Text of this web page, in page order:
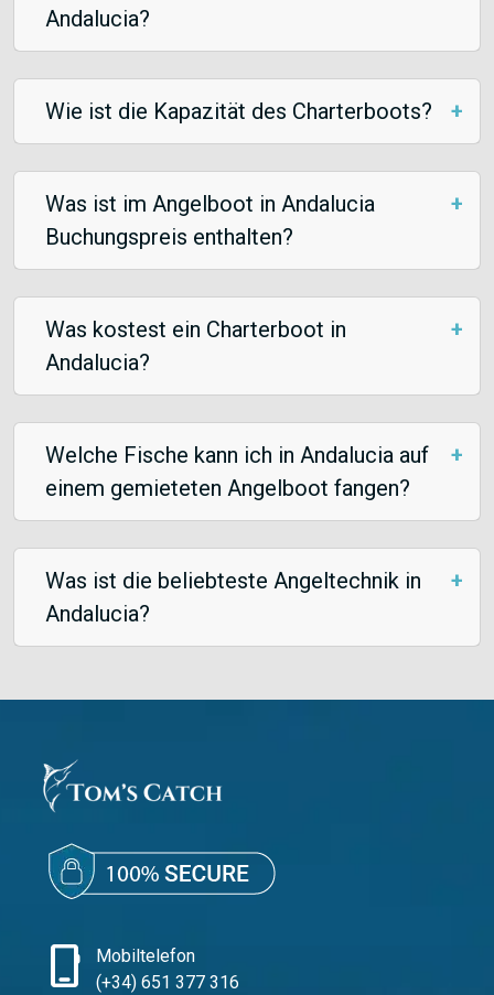
Andalucia?
Wie ist die Kapazität des Charterboots?
Was ist im Angelboot in Andalucia
Buchungspreis enthalten?
Was kostest ein Charterboot in
Andalucia?
Welche Fische kann ich in Andalucia auf
einem gemieteten Angelboot fangen?
Was ist die beliebteste Angeltechnik in
Andalucia?
phone_iphone
Mobiltelefon
(+34) 651 377 316